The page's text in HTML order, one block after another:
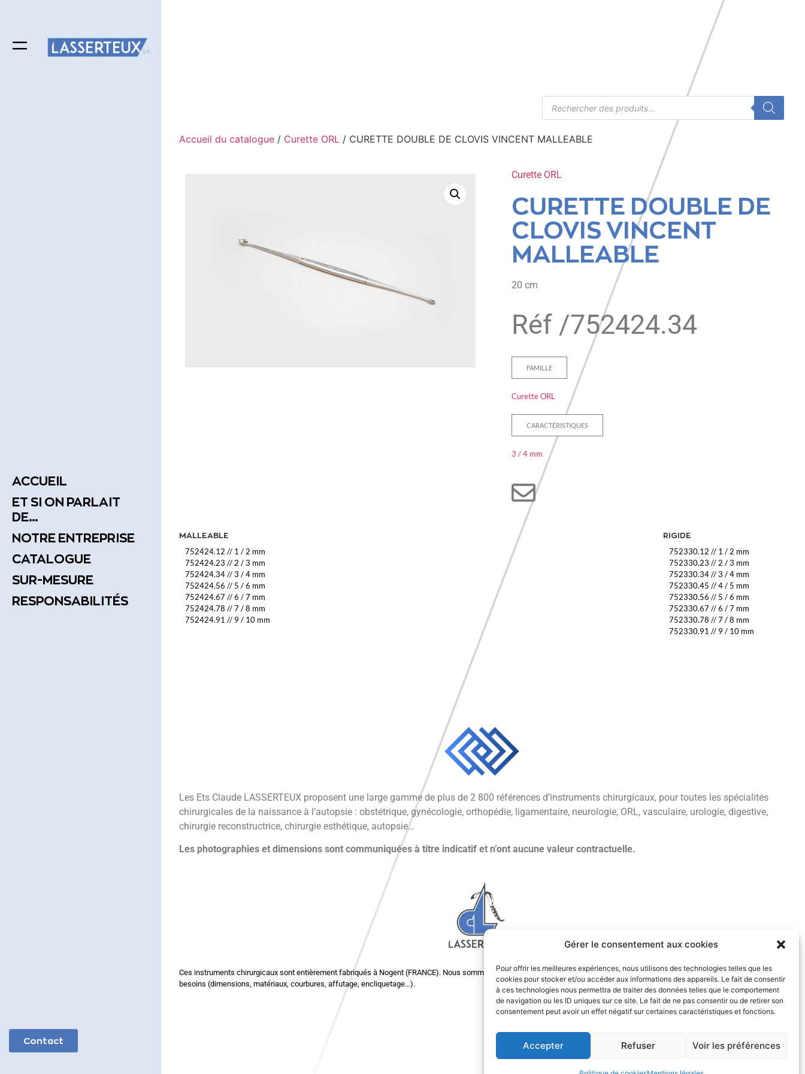
Gérer le consentement aux cookies
Pour offrir les meilleures expériences, nous utilisons des technologies telles que les
cookies pour stocker et/ou accéder aux informations des appareils. Le fait de consentir
à ces technologies nous permettra de traiter des données telles que le comportement
de navigation ou les ID uniques sur ce site. Le fait de ne pas consentir ou de retirer son
consentement peut avoir un effet négatif sur certaines caractéristiques et fonctions.
Accepter Refuser Voir les préférences
ACCUEIL
ET SI ON PARLAIT
DE…
NOTRE ENTREPRISE
CATALOGUE
SUR-MESURE
RESPONSABILITÉS
Contact
Accueil du catalogue/ Curette ORL/ CURETTE DOUBLE DE CLOVIS VINCENT MALLEABLE
Curette ORL
CURETTE DOUBLE DE
CLOVIS VINCENT
MALLEABLE
20 cm
Réf /752424.34
FAMILLE
Curette ORL
CARACTÉRISTIQUES
3 / 4 mm
MALLEABLE
752424.12 // 1 / 2 mm
752424.23 //2 / 3 mm
752424.34//3 / 4 mm
752424.56 // 5 / 6 mm
752424.67 //6 / 7 mm
752424.78 //7 / 8 mm
752424.91 // 9 / 10 mm
RIGIDE
752330.12 // 1 / 2 mm
752330.23 //2 / 3 mm
752330.34//3 / 4 mm
752330.45 //4 / 5 mm
752330.56 // 5 / 6 mm
752330.67 //6 / 7 mm
752330.78 //7 / 8 mm
752330.91 // 9 / 10 mm
Les Ets Claude LASSERTEUX proposent une large gamme de plus de 2 800 références d’instruments chirurgicaux, pour toutes les spécialités
chirurgicales de la naissance à l’autopsie : obstétrique, gynécologie, orthopédie, ligamentaire, neurologie, ORL, vasculaire, urologie, digestive,
chirurgie reconstructrice, chirurgie esthétique, autopsie…
Les photographies et dimensions sont communiquées à titre indicatif et n’ont aucune valeur contractuelle.
Ces instruments chirurgicaux sont entièrement fabriqués à Nogent (FRANCE). Nous sommes tout à fait à même de réaliser des adaptations de ces instruments en fonction de vos
besoins (dimensions, matériaux, courbures, affutage, encliquetage…).